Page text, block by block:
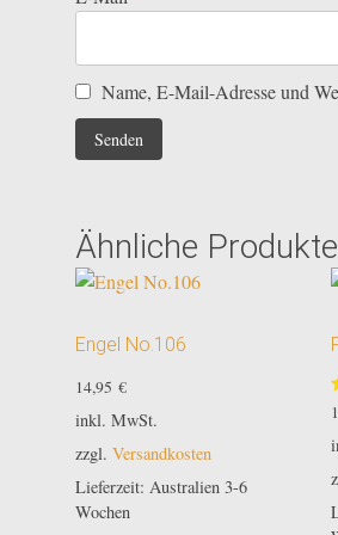
Name, E-Mail-Adresse und
Ähnliche Produkte
Engel No.106
14,95 €
inkl. MwSt.
zzgl. Versandkosten
Lieferzeit: Australien 3-6
Wochen